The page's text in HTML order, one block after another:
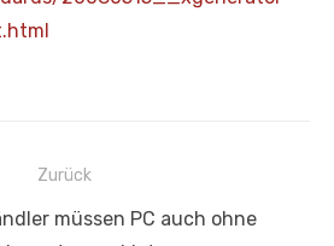
Zurück
müssen PC auch ohne